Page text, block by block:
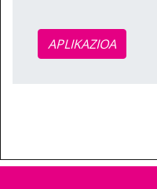
APLIKAZIOA